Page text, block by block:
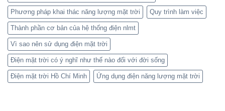
Phương pháp khai thác năng lượng mặt trời Quy trình làm việc
Thành phần cơ bản của hệ thống điện nlmt
Vì sao nên sử dụng điện mặt trời
Điện mặt trời có ý nghĩ như thế nào đối với đời sống
Điện mặt trời Hồ Chí Minh Ứng dụng điện năng lượng mặt trời